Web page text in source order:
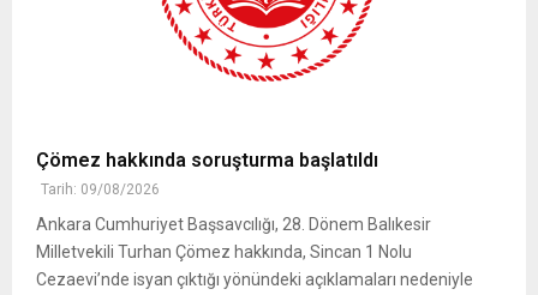
Çömez hakkında soruşturma başlatıldı
Tarih: 09/08/2026
Ankara Cumhuriyet Başsavcılığı, 28. Dönem Balıkesir
Milletvekili Turhan Çömez hakkında, Sincan 1 Nolu
Cezaevi’nde isyan çıktığı yönündeki açıklamaları nedeniyle